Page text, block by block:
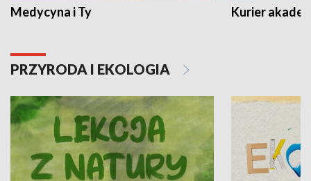
Medycyna i Ty Kurier
PRZYRODA I EKOLOGIA